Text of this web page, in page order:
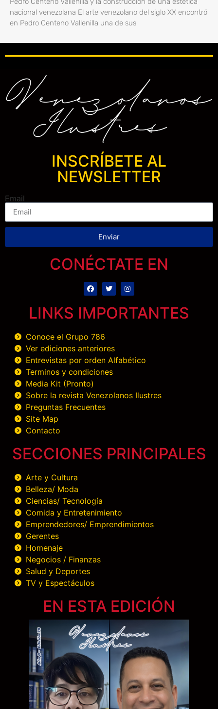
nacional venezolana El arte venezolano del siglo XX encontró
en Pedro Centeno Vallenilla una de sus
INSCRÍBETE AL
NEWSLETTER
Email
Enviar
CONÉCTATE EN
LINKS IMPORTANTES
Conoce el Grupo 786
Ver ediciones anteriores
Entrevistas por orden Alfabético
Terminos y condiciones
Media Kit (Pronto)
Sobre la revista Venezolanos Ilustres
Preguntas Frecuentes
Site Map
Contacto
SECCIONES PRINCIPALES
Arte y Cultura
Belleza/ Moda
Ciencias/ Tecnología
Comida y Entretenimiento
Emprendedores/ Emprendimientos
Gerentes
Homenaje
Negocios / Finanzas
Salud y Deportes
TV y Espectáculos
EN ESTA EDICIÓN